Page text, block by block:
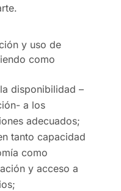
y uso de
como
disponibilidad –
a los
adecuados;
tanto capacidad
como
y acceso a